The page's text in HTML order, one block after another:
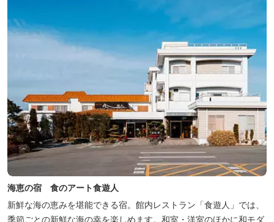
海恵の宿 食のアート食遊人
新鮮な海の恵みを堪能できる宿。館内レストラン「食遊人」では、
季節ごとの新鮮な海の幸を楽しめます。和室・洋室のほかに和モダ